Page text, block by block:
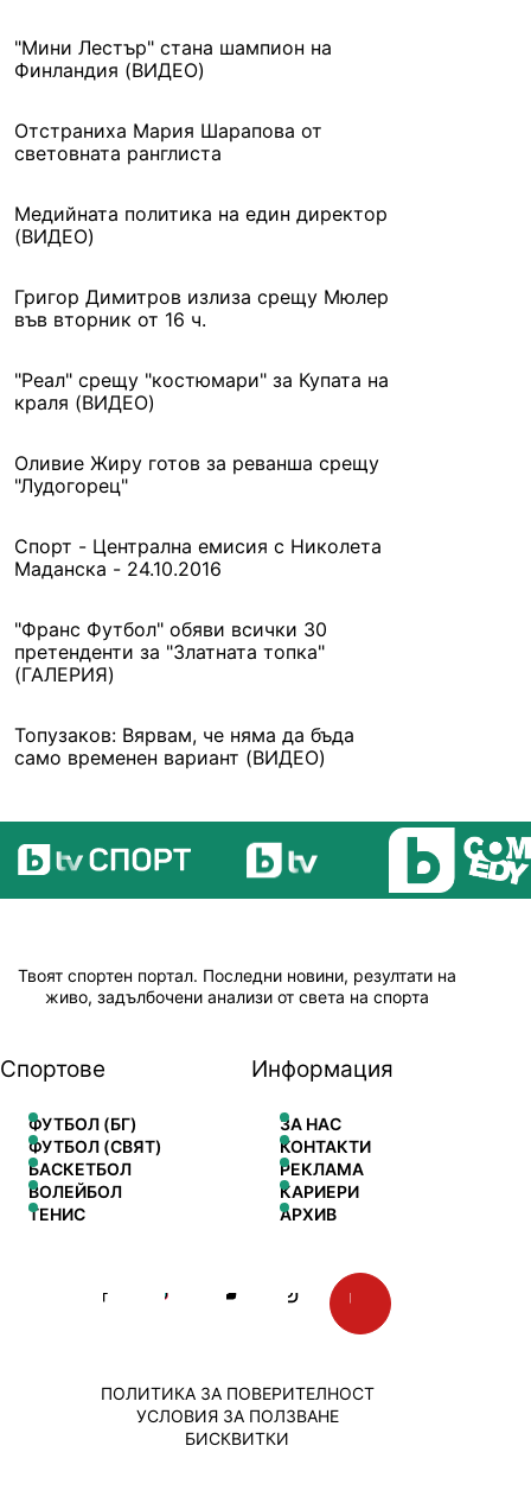
"Мини Лестър" стана шампион на
Финландия (ВИДЕО)
Отстраниха Мария Шарапова от
световната ранглиста
Медийната политика на един директор
(ВИДЕО)
Григор Димитров излиза срещу Мюлер
във вторник от 16 ч.
"Реал" срещу "костюмари" за Купата на
краля (ВИДЕО)
Оливие Жиру готов за реванша срещу
"Лудогорец"
Спорт - Централна емисия с Николета
Маданска - 24.10.2016
"Франс Футбол" обяви всички 30
претенденти за "Златната топка"
(ГАЛЕРИЯ)
Топузаков: Вярвам, че няма да бъда
само временен вариант (ВИДЕО)
Твоят спортен портал. Последни новини, резултати на
живо, задълбочени анализи от света на спорта
Спортове
ФУТБОЛ (БГ)
ФУТБОЛ (СВЯТ)
БАСКЕТБОЛ
ВОЛЕЙБОЛ
ТЕНИС
Информация
ЗА НАС
КОНТАКТИ
РЕКЛАМА
КАРИЕРИ
АРХИВ
ПОЛИТИКА ЗА ПОВЕРИТЕЛНОСТ
УСЛОВИЯ ЗА ПОЛЗВАНЕ
БИСКВИТКИ